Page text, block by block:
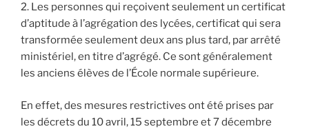
2. Les personnes qui reçoivent seulement un certificat
d’aptitude à l’agrégation des lycées, certificat qui sera
transformée seulement deux ans plus tard, par arrêté
ministériel, en titre d’agrégé. Ce sont généralement
les anciens élèves de l’École normale supérieure.
En effet, des mesures restrictives ont été prises par
les décrets du 10 avril, 15 septembre et 7 décembre